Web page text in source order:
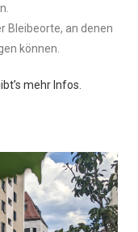
Bleibeorte, an denen
können.
mehr Infos.